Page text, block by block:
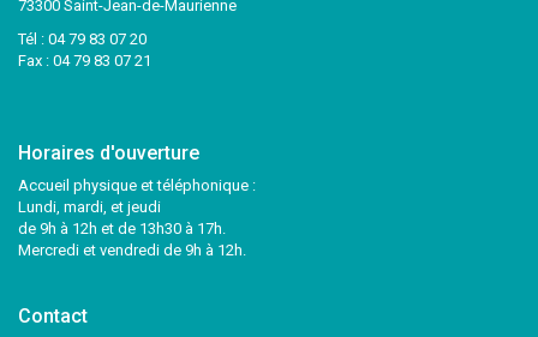
73300 Saint-Jean-de-Maurienne
Tél : 04 79 83 07 20
Fax : 04 79 83 07 21
Horaires d'ouverture
Accueil physique et téléphonique :
Lundi, mardi, et jeudi
de 9h à 12h et de 13h30 à 17h.
Mercredi et vendredi de 9h à 12h.
Contact